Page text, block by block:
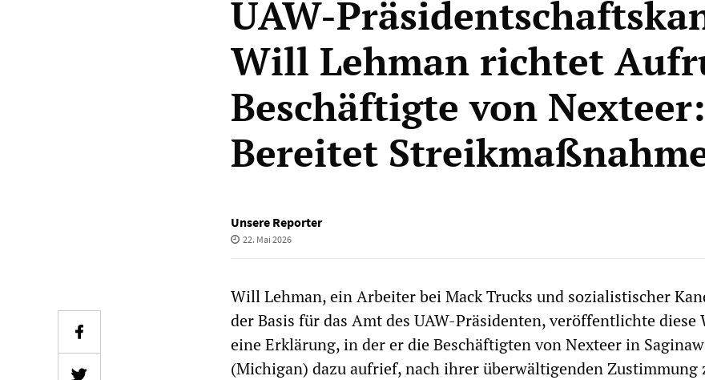
UAW-
Will Lehman richtet
Beschäftigte von Nexteer:
Bereitet
Unsere Reporter
22. Mai 2026
Will Lehman, ein Arbeiter bei Mack Trucks und sozialistischer
der Basis für das Amt des UAW-Präsidenten, veröffentlichte diese
eine Erklärung, in der er die Beschäftigten von Nexteer in Saginaw
(Michigan) dazu aufrief, nach ihrer überwältigenden Zustimmung